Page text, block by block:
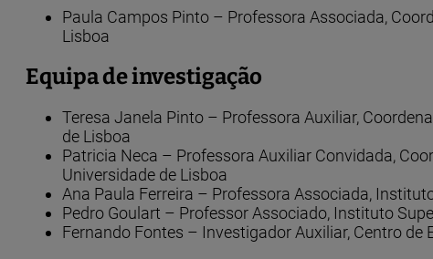
Paula Campos Pinto – Professora Associada,
Lisboa
Equipa de investigação
Teresa Janela Pinto – Professora Auxiliar,
de Lisboa
Patricia Neca – Professora Auxiliar Convidada,
Universidade de Lisboa
Ana Paula Ferreira – Professora Associada,
Pedro Goulart – Professor Associado, Instituto
Fernando Fontes – Investigador Auxiliar, Centro de